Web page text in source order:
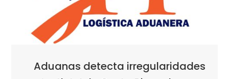
Aduanas detecta irregularidades